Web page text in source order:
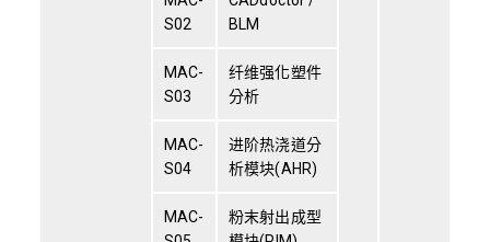
S02
BLM
MAC-
S03
纤维强化塑件
分析
MAC-
S04
进阶热浇道分
析模块(AHR)
MAC-
粉末射出成型